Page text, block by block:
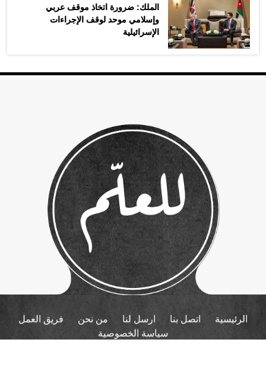
الملك: ضرورة اتخاذ موقف عربي
وإسلامي موحد لوقف الإجراءات
الإسرائيلية
الرئيسية اتصل بنا ارسل لنا من نحن
فريق العمل
سياسة الخصوصية